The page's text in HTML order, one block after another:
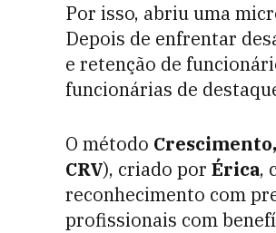
Por isso, abriu uma
Depois de enfrentar
e retenção de
funcionárias de
O método
CRV), criado por Érica,
reconhecimento com
profissionais com